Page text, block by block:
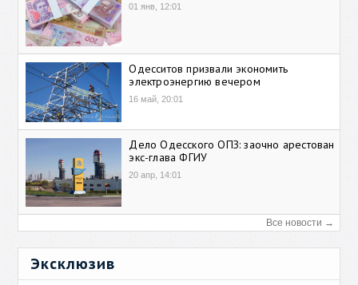
01 янв, 12:01
Одесситов призвали экономить
электроэнергию вечером
16 май, 20:01
Дело Одесского ОПЗ: заочно арестован
экс-глава ФГИУ
20 апр, 14:01
Все новости →
Эксклюзив